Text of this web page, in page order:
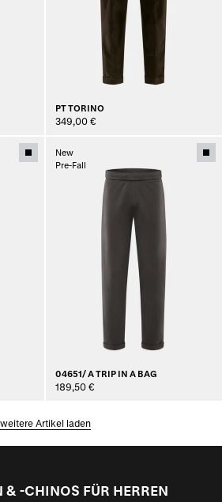
PT TORINO
349,00 €
New
Pre-Fall
04651/ A TRIP IN A BAG
189,50 €
weitere Artikel laden
& -CHINOS FÜR HERREN